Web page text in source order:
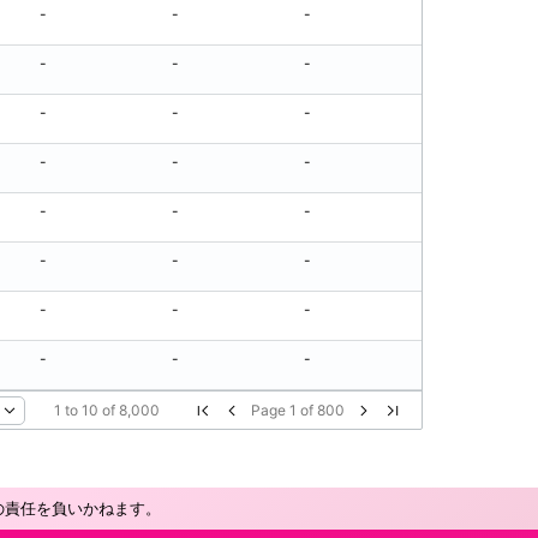
- - -
- - -
- - -
- - -
- - -
- - -
- - -
- - -
1 to 10 of 8,000 Page 1 of 800
任を負いかねます。